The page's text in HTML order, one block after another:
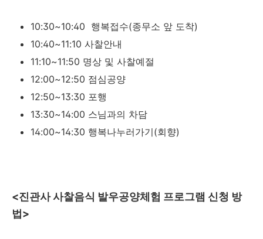
10:30~10:40 행복접수(종무소 앞 도착)
10:40~11:10 사찰안내
11:10~11:50 명상 및 사찰예절
12:00~12:50 점심공양
12:50~13:30 포행
13:30~14:00 스님과의 차담
14:00~14:30 행복나누러가기(회향)
<진관사 사찰음식 발우공양체험 프로그램 신청 방
법>